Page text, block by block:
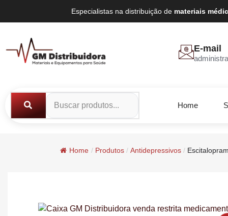
Especialistas na distribuição de materiais
E-mail
Home
Home / Produtos / Antidepressivos /